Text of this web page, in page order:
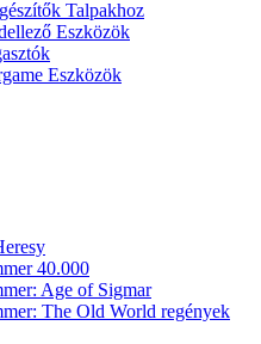
Talpakhoz
Eszközök
Eszközök
40.000
Age of Sigmar
The Old World regények